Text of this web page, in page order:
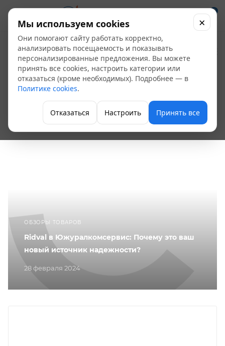
0
Блог
Главная — Блог
ОБЗОРЫ ТОВАРОВ
28 февраля 2024
Ridval в Южуралкомсервис: Почему это ваш
новый источник надежности?
Мы используем cookies
Они помогают сайту работать корректно,
анализировать посещаемость и показывать
персонализированные предложения. Вы можете
принять все cookies, настроить категории или
отказаться (кроме необходимых). Подробнее — в
Политике cookies.
Отказаться Настроить Принять все
×